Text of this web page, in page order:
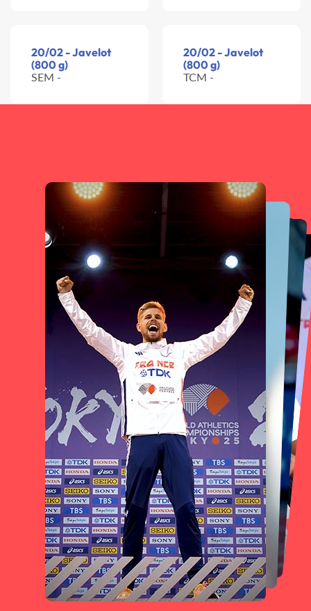
20/02 - Javelot
(800 g)
SEM -
20/02 - Javelot
(800 g)
TCM -